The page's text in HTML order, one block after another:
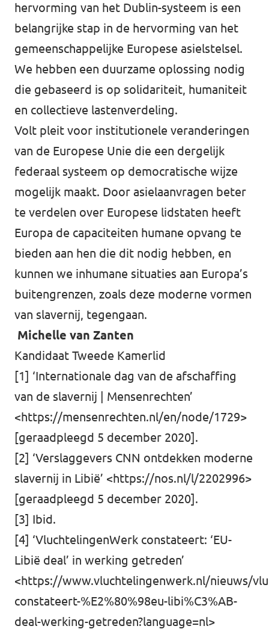
hervorming van het Dublin-systeem is een
belangrijke stap in de hervorming van het
gemeenschappelijke Europese asielstelsel.
We hebben een duurzame oplossing nodig
die gebaseerd is op solidariteit, humaniteit
en collectieve lastenverdeling.
Volt pleit voor institutionele veranderingen
van de Europese Unie die een dergelijk
federaal systeem op democratische wijze
mogelijk maakt. Door asielaanvragen beter
te verdelen over Europese lidstaten heeft
Europa de capaciteiten humane opvang te
bieden aan hen die dit nodig hebben, en
kunnen we inhumane situaties aan Europa’s
buitengrenzen, zoals deze moderne vormen
van slavernij, tegengaan.
Michelle van Zanten
Kandidaat Tweede Kamerlid
[1] ‘Internationale dag van de afschaffing
van de slavernij | Mensenrechten’
<https://mensenrechten.nl/en/node/1729>
[geraadpleegd 5 december 2020].
[2] ‘Verslaggevers CNN ontdekken moderne
slavernij in Libië’ <https://nos.nl/l/2202996>
[geraadpleegd 5 december 2020].
[3] Ibid.
[4] ‘VluchtelingenWerk constateert: ‘EU-
Libië deal’ in werking getreden’
<https://www.vluchtelingenwerk.nl/nieuws/
constateert-%E2%80%98eu-libi%C3%AB-
deal-werking-getreden?language=nl>